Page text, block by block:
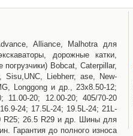
Alliance, Malhotra для
дорожные катки,
Bobcat, Caterpillar,
Liebherr, ase, New-
Longgong и др., 23х8.50-12;
11.00-20; 12.00-20; 405/70-20
24; 17.5L-24; 19.5L-24; 21L-
R25; 26.5 R29 и др. Шины для
Гарантия до полного износа